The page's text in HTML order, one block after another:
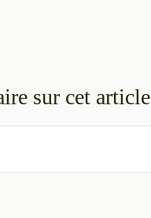
sur cet article